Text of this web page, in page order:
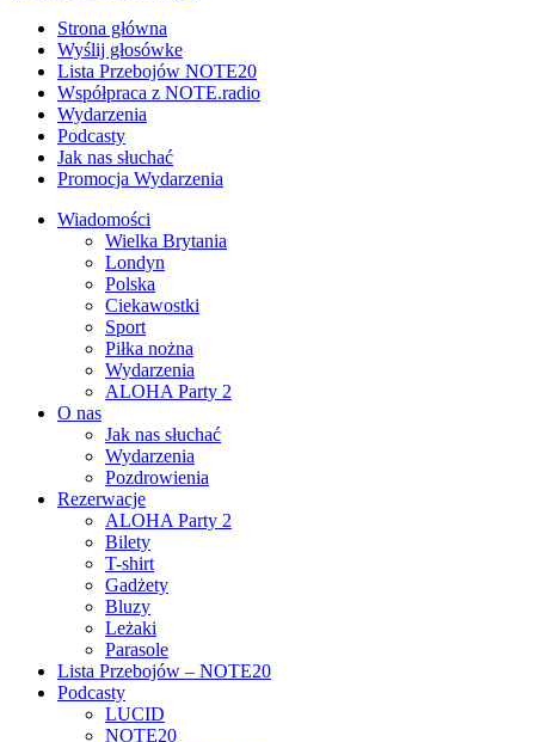
Strona główna
Wyślij głosówke
Lista Przebojów NOTE20
Współpraca z NOTE.radio
Wydarzenia
Podcasty
Jak nas słuchać
Promocja Wydarzenia
Wiadomości
Wielka Brytania
Londyn
Polska
Ciekawostki
Sport
Piłka nożna
Wydarzenia
ALOHA Party 2
O nas
Jak nas słuchać
Wydarzenia
Pozdrowienia
Rezerwacje
ALOHA Party 2
Bilety
T-shirt
Gadżety
Bluzy
Leżaki
Parasole
Lista Przebojów – NOTE20
Podcasty
LUCID
NOTE20